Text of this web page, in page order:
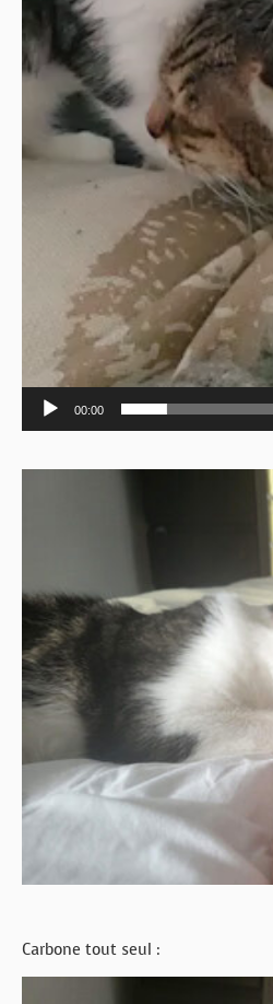
00:00
Carbone tout seul :